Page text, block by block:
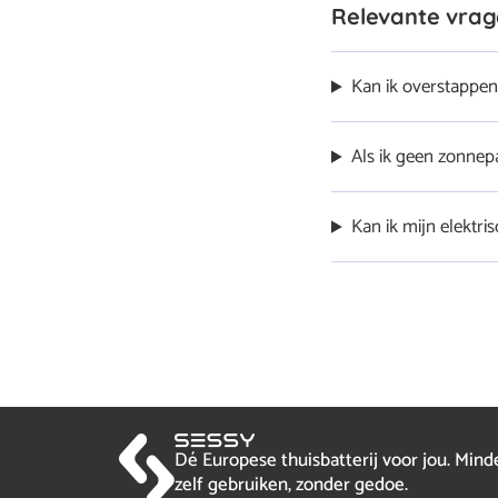
Relevante
Kan ik
Als ik geen
Ja, in sommige
dure piekuren te
Kan ik mijn
Dé Europese thuisbatterij voor jou.
zelf gebruiken, zonder gedoe.